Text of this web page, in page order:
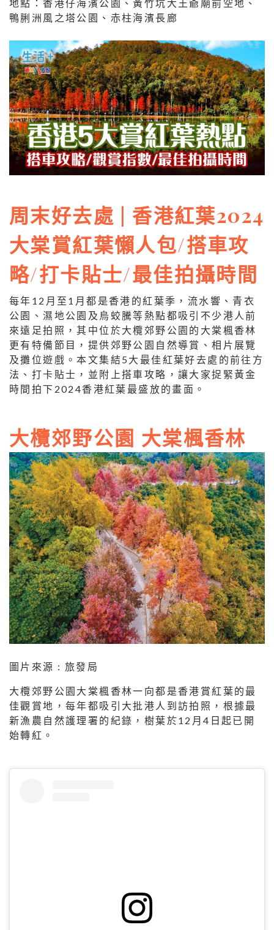
地點：香港仔海濱公園、黃竹坑大王爺廟前空地、
鴨脷洲風之塔公園、赤柱海濱長廊
周末好去處 | 香港紅葉2024
大棠賞紅葉懶人包/搭車攻
略/打卡貼士/最佳拍攝時間
每年12月至1月都是香港的紅葉季，流水響、青衣
公園、濕地公園及烏蛟騰等熱點都吸引不少港人前
來遠足拍照，其中位於大欖郊野公園的大棠楓香林
更有特備節目，提供郊野公園自然導賞、相片展覽
及攤位遊戲。本文集結5大最佳紅葉好去處的前往方
法、打卡貼士，並附上搭車攻略，讓大家捉緊黃金
時間拍下2024香港紅葉最盛放的畫面。
大欖郊野公園 大棠楓香林
圖片來源 : 旅發局
大欖郊野公園大棠楓香林一向都是香港賞紅葉的最
佳觀賞地，每年都吸引大批港人到訪拍照，根據最
新漁農自然護理署的紀錄，樹葉於12月4日起已開
始轉紅。